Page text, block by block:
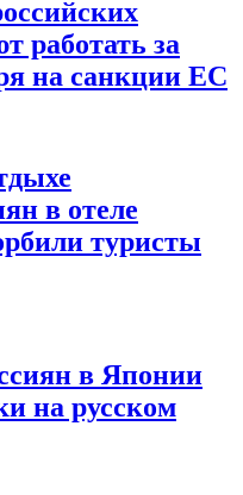
работать за
на санкции ЕС
в отеле
туристы
в Японии
на русском